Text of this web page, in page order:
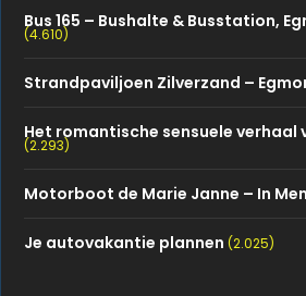
Bus 165 – Bushalte & Busstation,
(4.610)
Strandpaviljoen Zilverzand –
Het romantische sensuele verhaal
(2.293)
Motorboot de Marie Janne – In
Je autovakantie plannen (2.025)